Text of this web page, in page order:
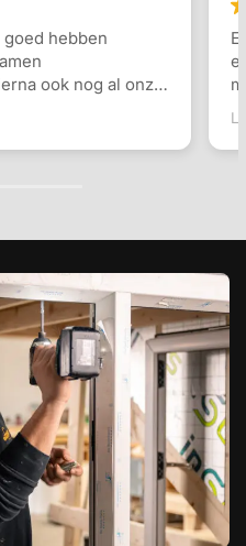
dakkapel. Inmeten
er werd goed
en de keuzes die
ging goed
Ook de monteurs waren
Zeker een aanrader!